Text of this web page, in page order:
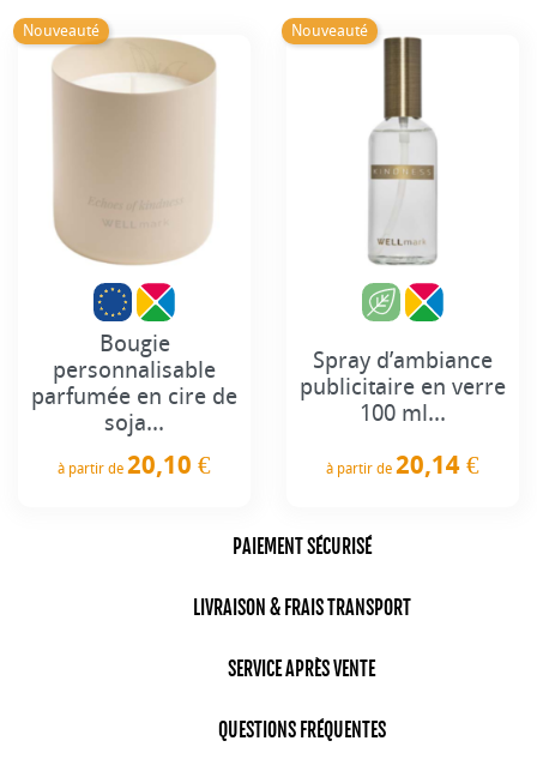
Nouveauté
Bougie
personnalisable
parfumée en cire de
soja...
à partir de 20,10 €
Nouveauté
Spray d’ambiance
publicitaire en verre
100 ml...
à partir de 20,14 €
PAIEMENT SÉCURISÉ
LIVRAISON & FRAIS TRANSPORT
SERVICE APRÈS VENTE
QUESTIONS FRÉQUENTES